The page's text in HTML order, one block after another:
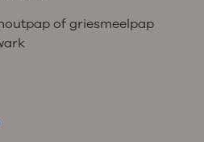
of griesmeelpap